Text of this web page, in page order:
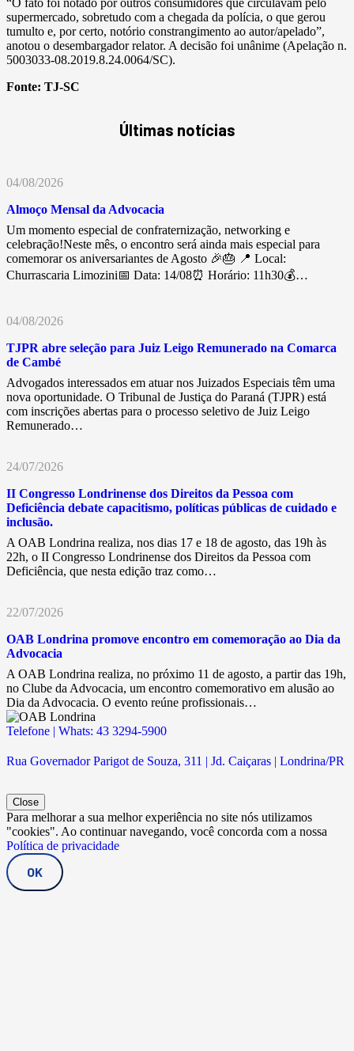
“O fato foi notado por outros consumidores que circulavam pelo
supermercado, sobretudo com a chegada da polícia, o que gerou
tumulto e, por certo, notório constrangimento ao autor/apelado”,
anotou o desembargador relator. A decisão foi unânime (Apelação n.
5003033-08.2019.8.24.0064/SC).
Fonte: TJ-SC
Últimas notícias
04/08/2026
Almoço Mensal da Advocacia
Um momento especial de confraternização, networking e
celebração!Neste mês, o encontro será ainda mais especial para
comemorar os aniversariantes de Agosto 🎉🎂 📍 Local:
Churrascaria Limozini📅 Data: 14/08⏰ Horário: 11h30💰…
04/08/2026
TJPR abre seleção para Juiz Leigo Remunerado na Comarca
de Cambé
Advogados interessados em atuar nos Juizados Especiais têm uma
nova oportunidade. O Tribunal de Justiça do Paraná (TJPR) está
com inscrições abertas para o processo seletivo de Juiz Leigo
Remunerado…
24/07/2026
II Congresso Londrinense dos Direitos da Pessoa com
Deficiência debate capacitismo, políticas públicas de cuidado e
inclusão.
A OAB Londrina realiza, nos dias 17 e 18 de agosto, das 19h às
22h, o II Congresso Londrinense dos Direitos da Pessoa com
Deficiência, que nesta edição traz como…
22/07/2026
OAB Londrina promove encontro em comemoração ao Dia da
Advocacia
A OAB Londrina realiza, no próximo 11 de agosto, a partir das 19h,
no Clube da Advocacia, um encontro comemorativo em alusão ao
Dia da Advocacia. O evento reúne profissionais…
Telefone | Whats: 43 3294-5900
Rua Governador Parigot de Souza, 311 | Jd. Caiçaras | Londrina/PR
Close
Para melhorar a sua melhor experiência no site nós utilizamos
"cookies". Ao continuar navegando, você concorda com a nossa
Política de privacidade
OK